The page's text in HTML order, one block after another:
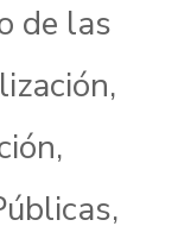
de las